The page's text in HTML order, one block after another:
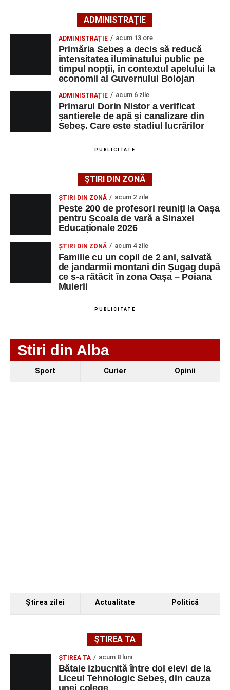
Lista publicată de AJOFM Alba include, pe lângă
denumirea posturilor vacante din Săsciori, și datele de
contact ale angajatorilor, precum numere de telefon și
adrese de e-mail, pentru ca persoanele interesate să
poată solicita detalii despre condițiile de angajare,
programul de lucru și procesul de recrutare.
Mai jos puteți consulta lista completă a locurilor de
muncă disponibile în comuna Săsciori la data de 4
AGENT OCUPAŢIA
NR.
NR.
Technology Srl
OPERATOR LA
MASINI-UNELTE
NUMERICA
1 0752826367
Ultimele știri din Sebeș
ADMINISTRAȚIE
ADMINISTRAȚIE acum 13 ore
Primăria Sebeș a decis să reducă
intensitatea iluminatului public pe
timpul nopții, în contextul apelului la
economii al Guvernului Bolojan
ADMINISTRAȚIE acum 6 zile
Primarul Dorin Nistor a verificat
șantierele de apă și canalizare din
Sebeș. Care este stadiul lucrărilor
PUBLICITATE
ȘTIRI DIN ZONĂ
ȘTIRI DIN ZONĂ acum 2 zile
Peste 200 de profesori reuniți la Oașa
pentru Școala de vară a Sinaxei
Educaționale 2026
ȘTIRI DIN ZONĂ acum 4 zile
Familie cu un copil de 2 ani, salvată
de jandarmii montani din Șugag după
ce s-a rătăcit în zona Oașa – Poiana
Muierii
PUBLICITATE
Stiri din Alba
Sport Curier Opinii
Ştirea zilei Actualitate Politică
ȘTIREA TA
ŞTIREA TA acum 8 luni
Bătaie izbucnită între doi elevi de la
Liceul Tehnologic Sebeș, din cauza
unei colege